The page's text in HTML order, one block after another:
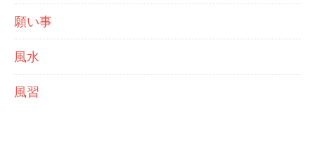
願い事
風水
風習